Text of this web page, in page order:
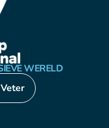
WERELD